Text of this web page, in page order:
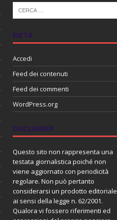
META
Accedi
Feed dei contenuti
Feed dei commenti
WordPress.org
DISCLAIMER
Questo sito non rappresenta una
testata giornalistica poiché non
viene aggiornato con periodicità
regolare. Non può pertanto
considerarsi un prodotto editoriale
ai sensi della legge n. 62/2001.
Qualora vi fossero riferimenti ed